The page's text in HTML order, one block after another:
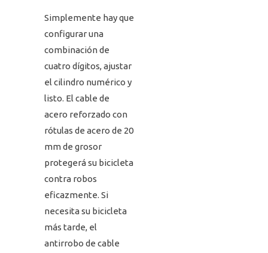
Simplemente hay que
configurar una
combinación de
cuatro dígitos, ajustar
el cilindro numérico y
listo. El cable de
acero reforzado con
rótulas de acero de 20
mm de grosor
protegerá su bicicleta
contra robos
eficazmente. Si
necesita su bicicleta
más tarde, el
antirrobo de cable